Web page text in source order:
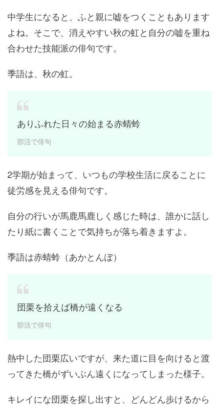
中学生になると、ふと親に嘘をつくこともあります
よね。そこで、消えやすい秋の虹と自分の嘘を重ね
合わせた技能派の俳句です。
季語は、秋の虹。
ありふれた日々の始まる赤蜻蛉
部活で俳句
2学期が始まって、いつもの学校生活に戻ることに
徒労感を見える俳句です。
自分の行いが馬鹿馬鹿しく感じた時は、誰かに話し
たり紙に書くことで気持ちが落ち着きますよ。
季語は赤蜻蛉（あかとんぼ）
団栗を拾えば橋が遠くなる
部活で俳句
熱中した団栗広いですが、来た道に目を向けると渡
ってきた橋がずいぶん遠くになってしまった様子。
キレイにな団栗を探し出すと、どんどん歩けるから